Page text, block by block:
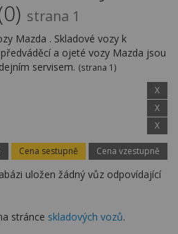
strana 1
Mazda . Skladové vozy k
a ojeté vozy Mazda jsou
servisem. (strana 1)
X
X
X
Cena sestupně Cena vzestupně
uložen žádný vůz odpovídající
stránce skladových vozů.